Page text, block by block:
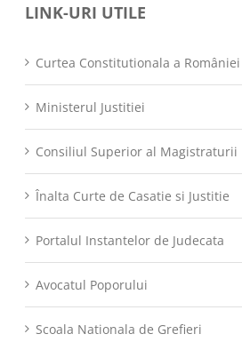
LINK-URI UTILE
Curtea Constitutionala a României
Ministerul Justitiei
Consiliul Superior al Magistraturii
Înalta Curte de Casatie si Justitie
Portalul Instantelor de Judecata
Avocatul Poporului
Scoala Nationala de Grefieri